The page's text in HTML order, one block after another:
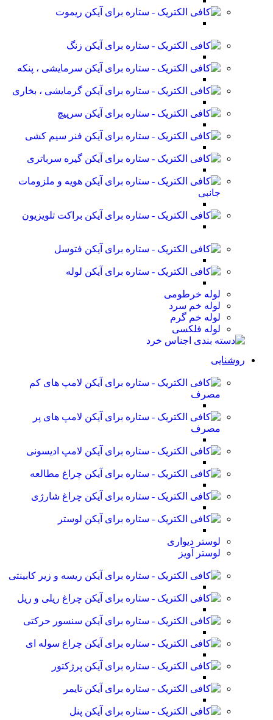
ریموت
زنگ
سرمایشی ، پنکه
گرمایشی ، بخاری
سرپیچ
فنر سیم کشی
گیره سرباتری
هویه و ملزومات
جانبی
براکت تلویزیون
فتوسل
لوله
لوله خرطومی
لوله خم سرد
لوله خم گرم
لوله فلکسی
روشنایی
لامپ های کم
مصرف
لامپ های پر
مصرف
لامپ ادیسونی
چراغ مطالعه
چراغ شارژی
لوستر
لوستر دیواری
لوستر آویز
ریسه و زیر کابینتی
چراغ ریلی و ریل
سنسور حرکتی
چراغ سوله ای
پرژکتور
تایمر
پنل